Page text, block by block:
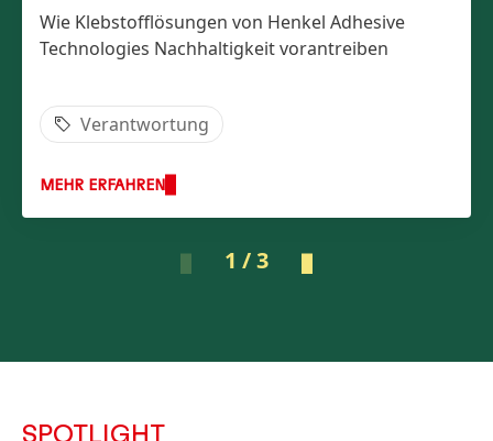
Wie Klebstofflösungen von Henkel Adhesive
Technologies Nachhaltigkeit vorantreiben
Verantwortung
MEHR ERFAHREN
1 / 3
SPOTLIGHT